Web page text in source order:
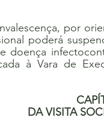
por
poderá
doença
à Vara de
DA VISITA